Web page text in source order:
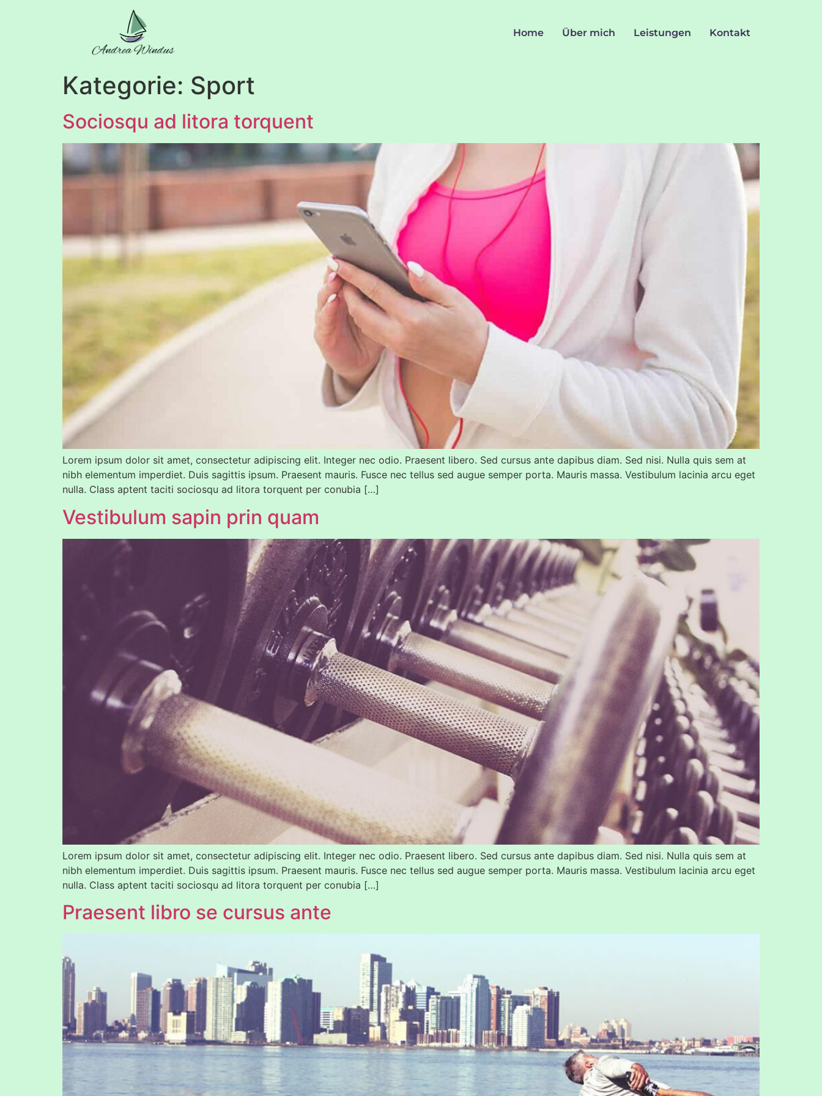
Home Über mich Leistungen Kontakt
Kategorie: Sport
Sociosqu ad litora torquent
Lorem ipsum dolor sit amet, consectetur adipiscing elit. Integer nec odio. Praesent libero. Sed cursus ante dapibus diam. Sed nisi. Nulla quis sem at
nibh elementum imperdiet. Duis sagittis ipsum. Praesent mauris. Fusce nec tellus sed augue semper porta. Mauris massa. Vestibulum lacinia arcu eget
nulla. Class aptent taciti sociosqu ad litora torquent per conubia […]
Vestibulum sapin prin quam
Lorem ipsum dolor sit amet, consectetur adipiscing elit. Integer nec odio. Praesent libero. Sed cursus ante dapibus diam. Sed nisi. Nulla quis sem at
nibh elementum imperdiet. Duis sagittis ipsum. Praesent mauris. Fusce nec tellus sed augue semper porta. Mauris massa. Vestibulum lacinia arcu eget
nulla. Class aptent taciti sociosqu ad litora torquent per conubia […]
Praesent libro se cursus ante